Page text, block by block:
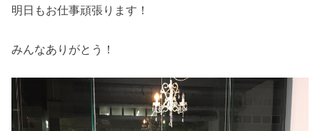
明日もお仕事頑張ります！
みんなありがとう！